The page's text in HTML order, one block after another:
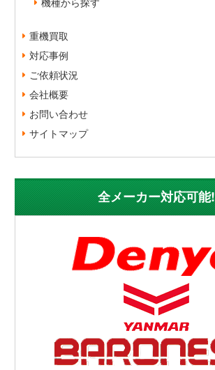
重機買取
対応事例
ご依頼状況
会社概要
お問い合わせ
サイトマップ
全メーカー対応可能!